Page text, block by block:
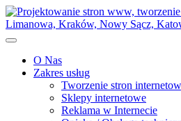
O Nas
Zakres usług
Tworzenie stron
Sklepy internetowe
Reklama w Internecie